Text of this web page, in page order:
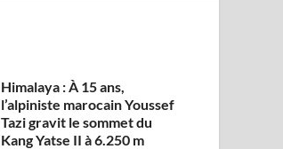
Himalaya : À 15 ans,
l’alpiniste marocain Youssef
Tazi gravit le sommet du
Kang Yatse II à 6.250 m